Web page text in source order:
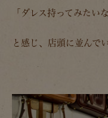
「ダレス持ってみたいな
と感じ、店頭に並んで